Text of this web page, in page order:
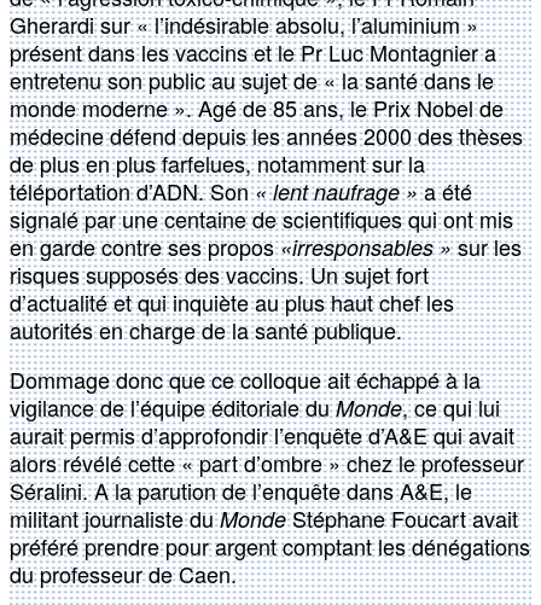
Gherardi sur « l’indésirable absolu, l’aluminium »
présent dans les vaccins et le Pr Luc Montagnier a
entretenu son public au sujet de « la santé dans le
monde moderne ». Agé de 85 ans, le Prix Nobel de
médecine défend depuis les années 2000 des thèses
de plus en plus farfelues, notamment sur la
téléportation d’ADN. Son« lent naufrage »a été
signalé par une centaine de scientifiques qui ont mis
en garde contre ses propos«irresponsables »sur les
risques supposés des vaccins. Un sujet fort
d’actualité et qui inquiète au plus haut chef les
autorités en charge de la santé publique.
Dommage donc que ce colloque ait échappé à la
vigilance de l’équipe éditoriale duMonde, ce qui lui
aurait permis d’approfondir l’enquête d’A&E qui avait
alors révélé cette « part d’ombre » chez le professeur
Séralini. A la parution de l’enquête dans A&E, le
militant journaliste duMondeStéphane Foucart avait
préféré prendre pour argent comptant les dénégations
du professeur de Caen.